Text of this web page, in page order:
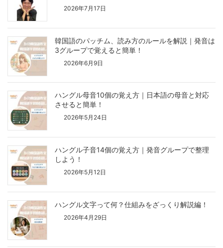
2026年7月17日
韓国語のパッチム、読み方のルールを解説｜発音は
3グループで覚えると簡単！
2026年6月9日
ハングル母音10個の覚え方｜日本語の母音と対応
させると簡単！
2026年5月24日
ハングル子音14個の覚え方｜発音グループで整理
しよう！
2026年5月12日
ハングル文字って何？仕組みをざっくり解説編！
2026年4月29日